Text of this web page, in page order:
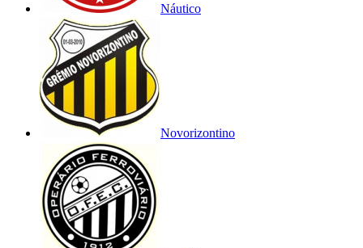
Náutico
Novorizontino